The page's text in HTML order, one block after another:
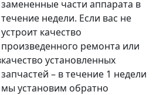
замененные части аппарата в
течение недели. Если вас не
устроит качество
произведенного ремонта или
качество установленных
запчастей – в течение 1 недели
мы установим обратно